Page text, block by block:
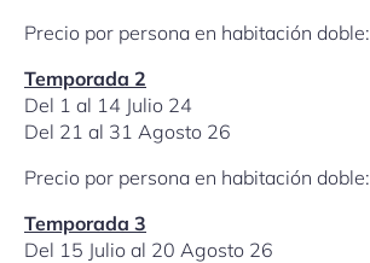
Precio por persona en habitación doble:
Temporada 2
Del 1 al 14 Julio 24
Del 21 al 31 Agosto 26
Precio por persona en habitación doble:
Temporada 3
Del 15 Julio al 20 Agosto 26